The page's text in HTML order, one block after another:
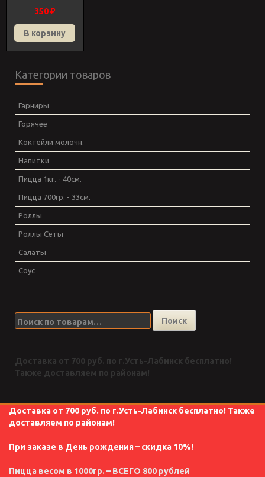
350₽
В корзину
Категории товаров
Гарниры
Горячее
Коктейли молочн.
Напитки
Пицца 1кг. - 40см.
Пицца 700гр. - 33см.
Роллы
Роллы Сеты
Салаты
Соус
Искать:
Поиск
Доставка от 700 руб. по г.Усть-Лабинск бесплатно!
Также доставляем по районам!
Доставка от 700 руб. по г.Усть-Лабинск бесплатно! Также
доставляем по районам!
При заказе в День рождения – скидка 10%!
Пицца весом в 1000гр. – ВСЕГО 800 рублей